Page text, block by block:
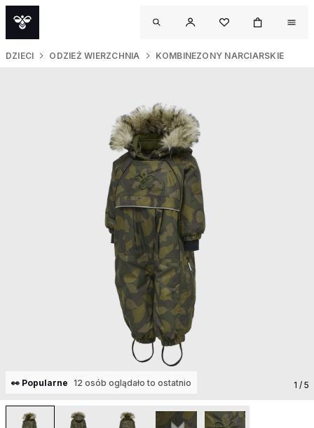
DZIECI ODZIEŻ WIERZCHNIA KOMBINEZONY NARCIARSKIE
👀 Popularne 12 osób oglądało to ostatnio 1 / 5